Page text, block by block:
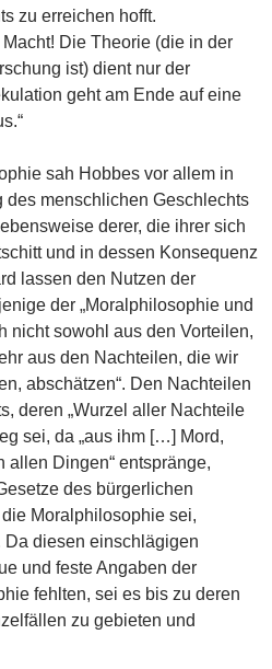
zu erreichen hofft.
Die Theorie (die in der
ist) dient nur der
geht am Ende auf eine
sah Hobbes vor allem in
des menschlichen Geschlechts
derer, die ihrer sich
und in dessen Konsequenz
lassen den Nutzen der
der „Moralphilosophie und
nicht sowohl aus den Vorteilen,
aus den Nachteilen, die wir
abschätzen“. Den Nachteilen
deren „Wurzel aller Nachteile
sei, da „aus ihm […] Mord,
allen Dingen“ entspränge,
des bürgerlichen
Moralphilosophie sei,
diesen einschlägigen
und feste Angaben der
fehlten, sei es bis zu deren
zu gebieten und